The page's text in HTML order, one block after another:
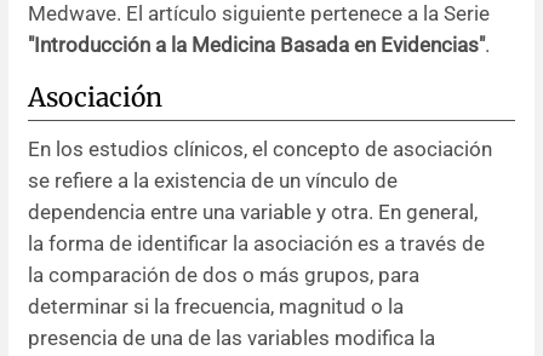
Resúmenes de congresos
Noticias
Medwave. El artículo siguiente pertenece a la Serie
"Introducción a la Medicina Basada en Evidencias".
Asociación
En los estudios clínicos, el concepto de asociación
se refiere a la existencia de un vínculo de
dependencia entre una variable y otra. En general,
la forma de identificar la asociación es a través de
la comparación de dos o más grupos, para
determinar si la frecuencia, magnitud o la
presencia de una de las variables modifica la